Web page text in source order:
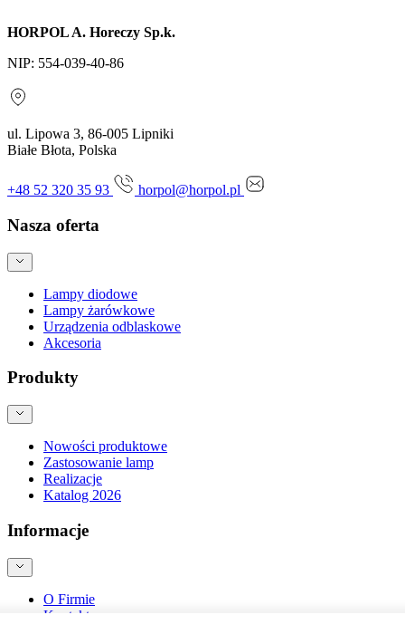
HORPOL A. Horeczy Sp.k.
NIP: 554-039-40-86
ul. Lipowa 3, 86-005 Lipniki
Białe Błota, Polska
+48 52 320 35 93 horpol@horpol.pl
Nasza oferta
Lampy diodowe
Lampy żarówkowe
Urządzenia odblaskowe
Akcesoria
Produkty
Nowości produktowe
Zastosowanie lamp
Realizacje
Katalog 2026
Informacje
O Firmie
Kontakt